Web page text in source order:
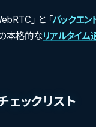
」 と 「バックエン
本格的なリアルタイム
ェックリスト